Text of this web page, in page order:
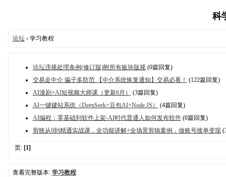
科
论坛› 学习教程
论坛违规处理条例(修订版)附所有板块版规(0篇回复)
交易走中介 骗子多防范 【中介系统恢复通知】交易必看！ (122篇回复)
AI漫剧+AI短视频大师课（更新6月）
(3篇回复)
AI一键建站系统（DeepSeek+豆包AI+Node.JS）
(4篇回复)
AI编程：零基础到软件上架-AI时代普通人如何发布软件(0篇回复)
剪映从0到精通实战课，全功能讲解+全场景剪辑案例，做账号接单变现
页: [1]
查看完整版本: 学习教程